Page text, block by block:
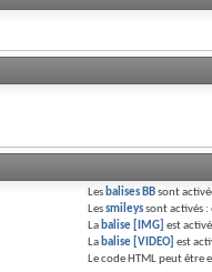
Les balises BBsont
Lessmileyssont activés :
La balise [IMG] est
La balise [VIDEO] est
Le code HTML peut être